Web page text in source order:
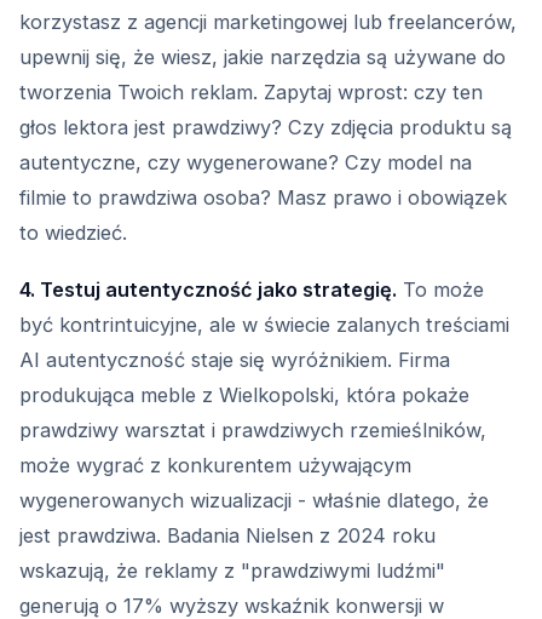
korzystasz z agencji marketingowej lub freelancerów,
upewnij się, że wiesz, jakie narzędzia są używane do
tworzenia Twoich reklam. Zapytaj wprost: czy ten
głos lektora jest prawdziwy? Czy zdjęcia produktu są
autentyczne, czy wygenerowane? Czy model na
filmie to prawdziwa osoba? Masz prawo i obowiązek
to wiedzieć.
4. Testuj autentyczność jako strategię. To może
być kontrintuicyjne, ale w świecie zalanych treściami
AI autentyczność staje się wyróżnikiem. Firma
produkująca meble z Wielkopolski, która pokaże
prawdziwy warsztat i prawdziwych rzemieślników,
może wygrać z konkurentem używającym
wygenerowanych wizualizacji - właśnie dlatego, że
jest prawdziwa. Badania Nielsen z 2024 roku
wskazują, że reklamy z "prawdziwymi ludźmi"
generują o 17% wyższy wskaźnik konwersji w